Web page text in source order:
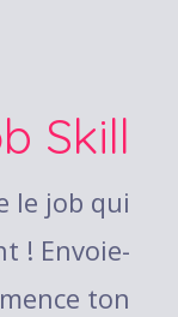
Skill
le job qui
! Envoie-
ton